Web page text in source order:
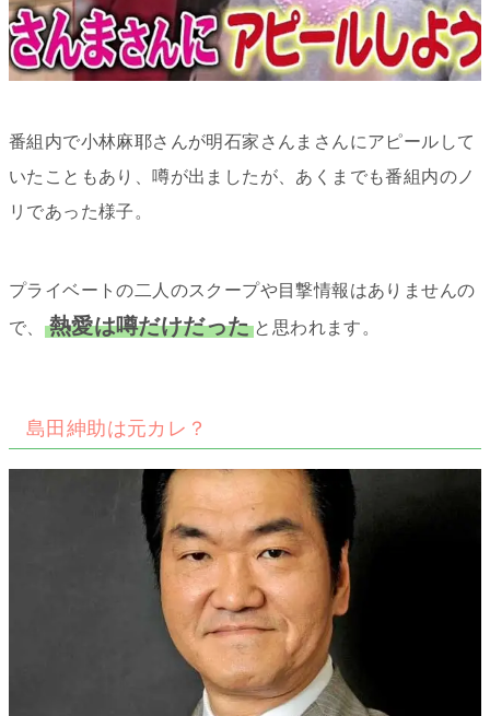
番組内で小林麻耶さんが明石家さんまさんにアピールして
いたこともあり、噂が出ましたが、あくまでも番組内のノ
リであった様子。
プライベートの二人のスクープや目撃情報はありませんの
で、
熱愛は噂だけだった と思われます。
島田紳助は元カレ？